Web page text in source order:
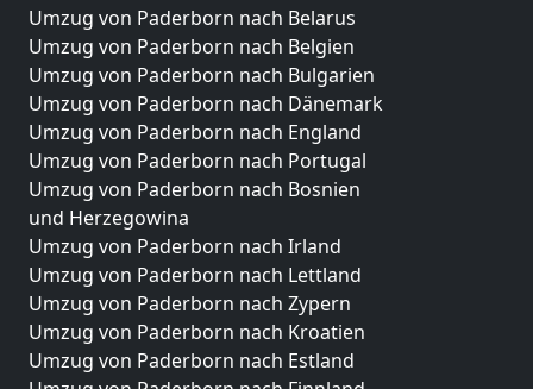
Umzug von Paderborn nach Belarus
Umzug von Paderborn nach Belgien
Umzug von Paderborn nach Bulgarien
Umzug von Paderborn nach Dänemark
Umzug von Paderborn nach England
Umzug von Paderborn nach Portugal
Umzug von Paderborn nach Bosnien
und Herzegowina
Umzug von Paderborn nach Irland
Umzug von Paderborn nach Lettland
Umzug von Paderborn nach Zypern
Umzug von Paderborn nach Kroatien
Umzug von Paderborn nach Estland